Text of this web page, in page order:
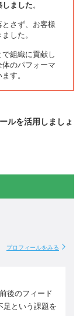
しました。
さず、お客様
した。
組織に貢献し
のパフォーマ
す。
ルを活用しましょ
プロフィールをみる
後のフィード
足という課題を